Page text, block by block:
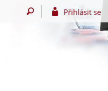
Přihlásit se